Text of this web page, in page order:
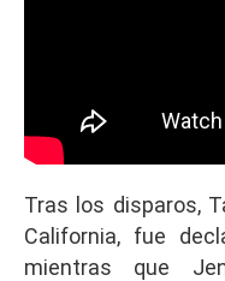
Tras los disparos,
California, fue
mientras que